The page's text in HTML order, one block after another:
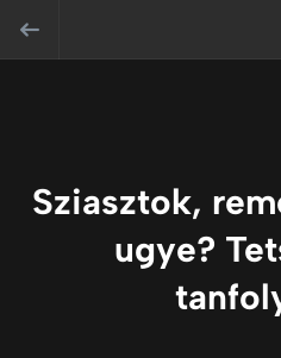
Sziasztok,
ugye?